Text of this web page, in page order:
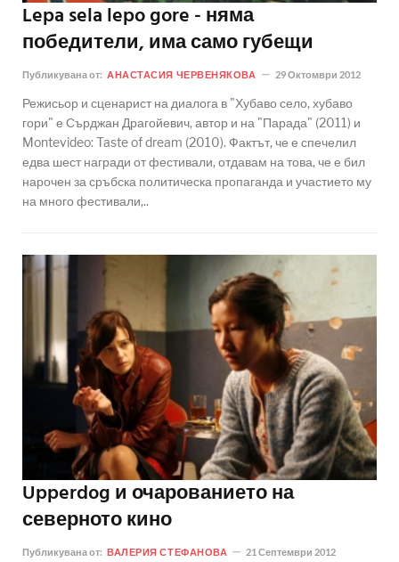
Lepa sela lepo gore - няма
победители, има само губещи
Публикувана от: АНАСТАСИЯ ЧЕРВЕНЯКОВА 29 Октомври 2012
Режисьор и сценарист на диалога в "Хубаво село, хубаво
гори" е Сърджан Драгойевич, автор и на "Парада" (2011) и
Montevideo: Taste of dream (2010). Фактът, че е спечелил
едва шест награди от фестивали, отдавам на това, че е бил
нарочен за сръбска политическа пропаганда и участието му
на много фестивали,..
Upperdog и очарованието на
северното кино
Публикувана от: ВАЛЕРИЯ СТЕФАНОВА 21 Септември 2012